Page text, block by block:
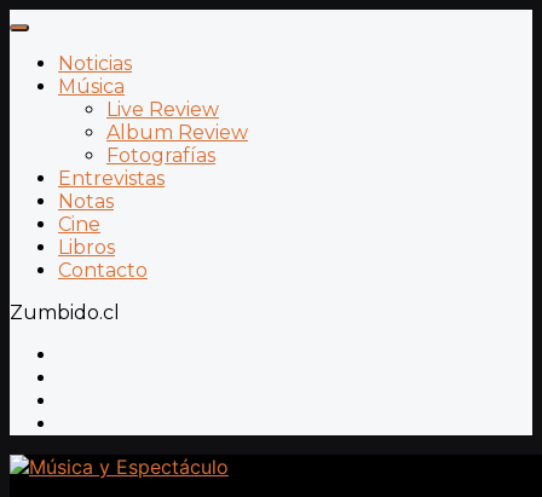
Noticias
Música
Live Review
Album Review
Fotografías
Entrevistas
Notas
Cine
Libros
Contacto
Zumbido.cl